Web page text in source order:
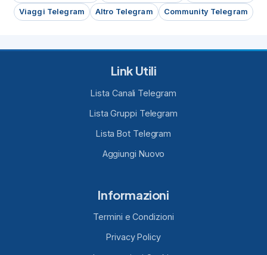
Viaggi Telegram
Altro Telegram Community Telegram
Link Utili
Lista Canali Telegram
Lista Gruppi Telegram
Lista Bot Telegram
Aggiungi Nuovo
Informazioni
Termini e Condizioni
Privacy Policy